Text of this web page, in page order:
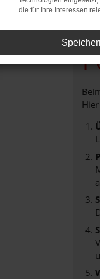
die für Ihre Interessen